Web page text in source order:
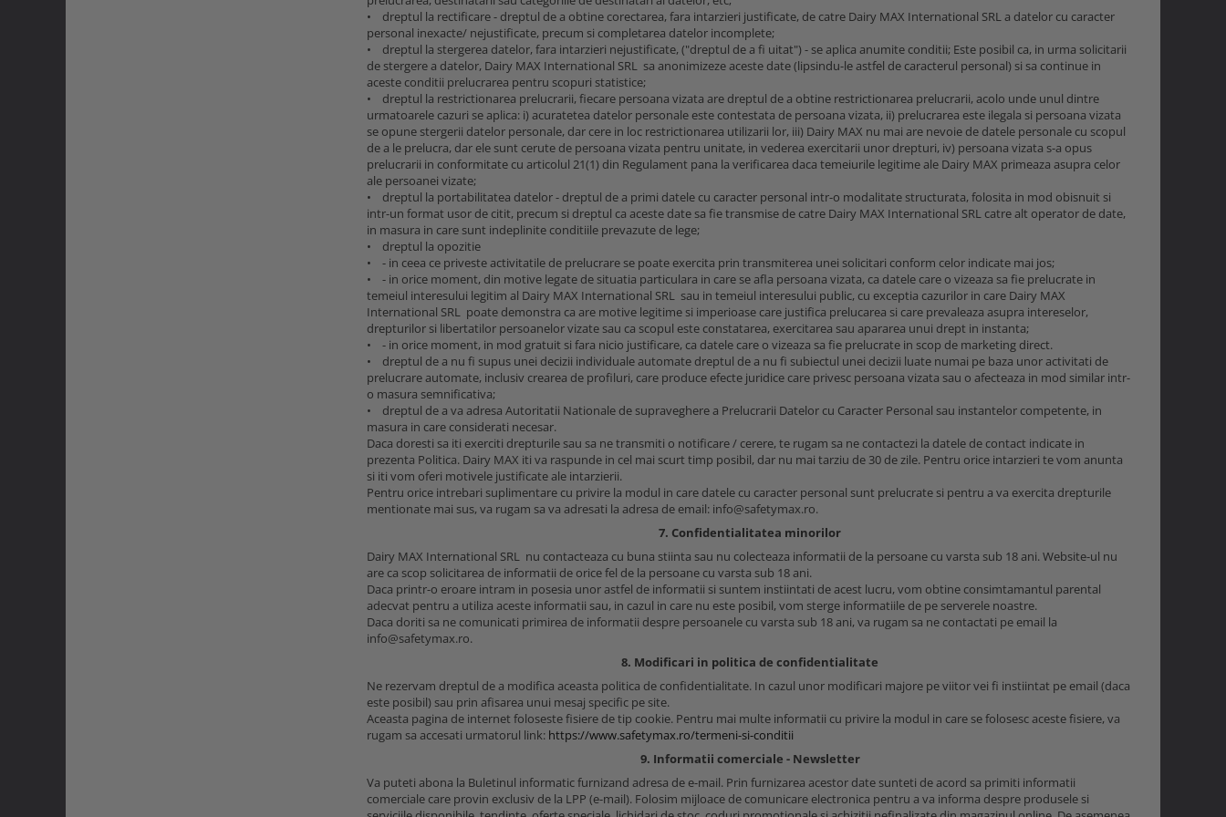
• dreptul la rectificare - dreptul de a obtine corectarea, fara intarzieri justificate, de catre Dairy MAX International SRL a datelor cu caracter
personal inexacte/ nejustificate, precum si completarea datelor incomplete;
• dreptul la stergerea datelor, fara intarzieri nejustificate, ("dreptul de a fi uitat") - se aplica anumite conditii; Este posibil ca, in urma solicitarii
de stergere a datelor, Dairy MAX International SRL sa anonimizeze aceste date (lipsindu-le astfel de caracterul personal) si sa continue in
aceste conditii prelucrarea pentru scopuri statistice;
• dreptul la restrictionarea prelucrarii, fiecare persoana vizata are dreptul de a obtine restrictionarea prelucrarii, acolo unde unul dintre
urmatoarele cazuri se aplica: i) acuratetea datelor personale este contestata de persoana vizata, ii) prelucrarea este ilegala si persoana vizata
se opune stergerii datelor personale, dar cere in loc restrictionarea utilizarii lor, iii) Dairy MAX nu mai are nevoie de datele personale cu scopul
de a le prelucra, dar ele sunt cerute de persoana vizata pentru unitate, in vederea exercitarii unor drepturi, iv) persoana vizata s-a opus
prelucrarii in conformitate cu articolul 21(1) din Regulament pana la verificarea daca temeiurile legitime ale Dairy MAX primeaza asupra celor
ale persoanei vizate;
• dreptul la portabilitatea datelor - dreptul de a primi datele cu caracter personal intr-o modalitate structurata, folosita in mod obisnuit si
intr-un format usor de citit, precum si dreptul ca aceste date sa fie transmise de catre Dairy MAX International SRL catre alt operator de date,
in masura in care sunt indeplinite conditiile prevazute de lege;
• dreptul la opozitie
• - in ceea ce priveste activitatile de prelucrare se poate exercita prin transmiterea unei solicitari conform celor indicate mai jos;
• - in orice moment, din motive legate de situatia particulara in care se afla persoana vizata, ca datele care o vizeaza sa fie prelucrate in
temeiul interesului legitim al Dairy MAX International SRL sau in temeiul interesului public, cu exceptia cazurilor in care Dairy MAX
International SRL poate demonstra ca are motive legitime si imperioase care justifica prelucarea si care prevaleaza asupra intereselor,
drepturilor si libertatilor persoanelor vizate sau ca scopul este constatarea, exercitarea sau apararea unui drept in instanta;
• - in orice moment, in mod gratuit si fara nicio justificare, ca datele care o vizeaza sa fie prelucrate in scop de marketing direct.
• dreptul de a nu fi supus unei decizii individuale automate dreptul de a nu fi subiectul unei decizii luate numai pe baza unor activitati de
prelucrare automate, inclusiv crearea de profiluri, care produce efecte juridice care privesc persoana vizata sau o afecteaza in mod similar intr-
o masura semnificativa;
• dreptul de a va adresa Autoritatii Nationale de supraveghere a Prelucrarii Datelor cu Caracter Personal sau instantelor competente, in
masura in care considerati necesar.
Daca doresti sa iti exerciti drepturile sau sa ne transmiti o notificare / cerere, te rugam sa ne contactezi la datele de contact indicate in
prezenta Politica. Dairy MAX iti va raspunde in cel mai scurt timp posibil, dar nu mai tarziu de 30 de zile. Pentru orice intarzieri te vom anunta
si iti vom oferi motivele justificate ale intarzierii.
Pentru orice intrebari suplimentare cu privire la modul in care datele cu caracter personal sunt prelucrate si pentru a va exercita drepturile
mentionate mai sus, va rugam sa va adresati la adresa de email: info@safetymax.ro.
7. Confidentialitatea minorilor
Dairy MAX International SRL nu contacteaza cu buna stiinta sau nu colecteaza informatii de la persoane cu varsta sub 18 ani. Website-ul nu
are ca scop solicitarea de informatii de orice fel de la persoane cu varsta sub 18 ani.
Daca printr-o eroare intram in posesia unor astfel de informatii si suntem instiintati de acest lucru, vom obtine consimtamantul parental
adecvat pentru a utiliza aceste informatii sau, in cazul in care nu este posibil, vom sterge informatiile de pe serverele noastre.
Daca doriti sa ne comunicati primirea de informatii despre persoanele cu varsta sub 18 ani, va rugam sa ne contactati pe email la
info@safetymax.ro.
8. Modificari in politica de confidentialitate
Ne rezervam dreptul de a modifica aceasta politica de confidentialitate. In cazul unor modificari majore pe viitor vei fi instiintat pe email (daca
este posibil) sau prin afisarea unui mesaj specific pe site.
Aceasta pagina de internet foloseste fisiere de tip cookie. Pentru mai multe informatii cu privire la modul in care se folosesc aceste fisiere, va
rugam sa accesati urmatorul link: https://www.safetymax.ro/termeni-si-conditii
9. Informatii comerciale - Newsletter
Va puteti abona la Buletinul informatic furnizand adresa de e-mail. Prin furnizarea acestor date sunteti de acord sa primiti informatii
comerciale care provin exclusiv de la LPP (e-mail). Folosim mijloace de comunicare electronica pentru a va informa despre produsele si